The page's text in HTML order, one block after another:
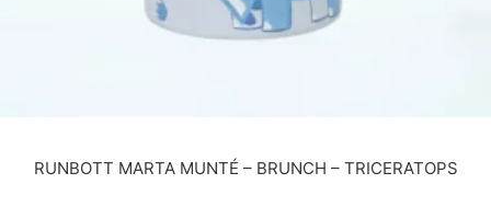
RUNBOTT MARTA MUNTÉ – BRUNCH – TRICERATOPS